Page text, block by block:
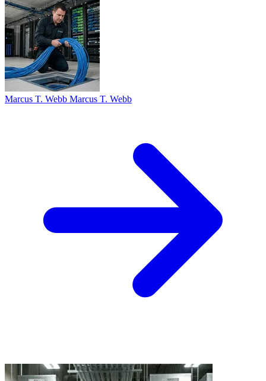
Marcus T. Webb Marcus T. Webb